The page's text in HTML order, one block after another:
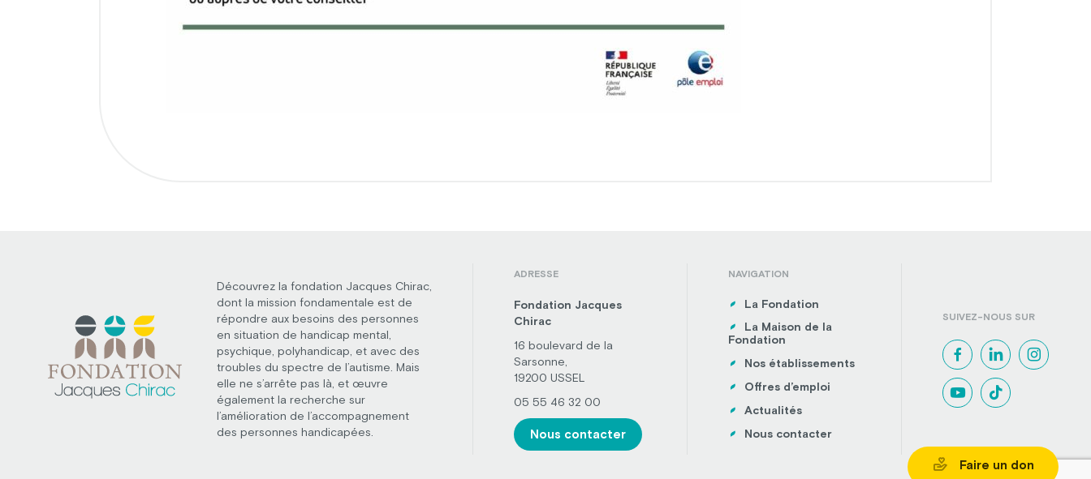
Découvrez la fondation Jacques Chirac,
dont la mission fondamentale est de
répondre aux besoins des personnes
en situation de handicap mental,
psychique, polyhandicap, et avec des
troubles du spectre de l’autisme. Mais
elle ne s’arrête pas là, et œuvre
également la recherche sur
l’amélioration de l’accompagnement
des personnes handicapées.
ADRESSE
Fondation Jacques
Chirac
16 boulevard de la
Sarsonne,
19200 USSEL
05 55 46 32 00
Nous contacter
NAVIGATION
La Fondation
La Maison de la
Fondation
Nos établissements
Offres d’emploi
Actualités
Nous contacter
SUIVEZ-NOUS SUR
Faire un don